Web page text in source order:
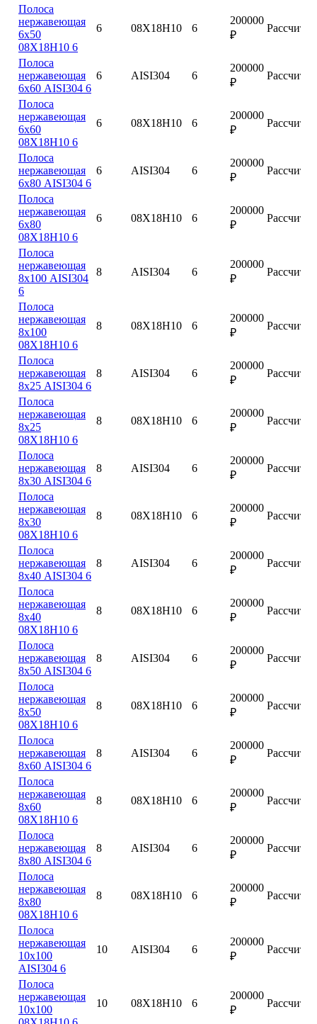
Полоса
нержавеющая
6х50
08Х18Н10 6
6 08Х18Н10 6
200000
₽
Полоса
нержавеющая
6х60 AISI304 6
6 AISI304 6
200000
₽
Полоса
нержавеющая
6х60
08Х18Н10 6
6 08Х18Н10 6
200000
₽
Полоса
нержавеющая
6х80 AISI304 6
6 AISI304 6
200000
₽
Полоса
нержавеющая
6х80
08Х18Н10 6
6 08Х18Н10 6
200000
₽
Полоса
нержавеющая
8х100 AISI304
6
8 AISI304 6
200000
₽
Полоса
нержавеющая
8х100
08Х18Н10 6
8 08Х18Н10 6
200000
₽
Полоса
нержавеющая
8х25 AISI304 6
8 AISI304 6
200000
₽
Полоса
нержавеющая
8х25
08Х18Н10 6
8 08Х18Н10 6
200000
₽
Полоса
нержавеющая
8х30 AISI304 6
8 AISI304 6
200000
₽
Полоса
нержавеющая
8х30
08Х18Н10 6
8 08Х18Н10 6
200000
₽
Полоса
нержавеющая
8х40 AISI304 6
8 AISI304 6
200000
₽
Полоса
нержавеющая
8х40
08Х18Н10 6
8 08Х18Н10 6
200000
₽
Полоса
нержавеющая
8х50 AISI304 6
8 AISI304 6
200000
₽
Полоса
нержавеющая
8х50
08Х18Н10 6
8 08Х18Н10 6
200000
₽
Полоса
нержавеющая
8х60 AISI304 6
8 AISI304 6
200000
₽
Полоса
нержавеющая
8х60
08Х18Н10 6
8 08Х18Н10 6
200000
₽
Полоса
нержавеющая
8х80 AISI304 6
8 AISI304 6
200000
₽
Полоса
нержавеющая
8х80
08Х18Н10 6
8 08Х18Н10 6
200000
₽
Полоса
нержавеющая
10х100
AISI304 6
10 AISI304 6
200000
₽
Полоса
нержавеющая
10х100
10 08Х18Н10 6
200000
₽